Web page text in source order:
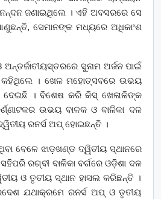
ଜଣାଇଥିଲେ । ଏହି ଅବସରରେ ସେ
ସେମାନଙ୍କ ମଧ୍ୟରେ ଅଧିକାଂଶ
ସୁନାମ ଅର୍ଜନ ପାଇଁ
କହିଥିଲେ । ଖେଳ ମହୋତ୍ସବରେ ଉଭୟ
ଦେଇଛି । ବିଶେଷ କରି କିସ୍‍ ଖେଳାଳିଙ୍କ
ଉଭୟ ବାଳକ ଓ ବାଳିକା ଦଳ
ରନର୍ସ ଅପ୍‍ ହୋଇଛନ୍ତି ।
ବେଳେ ଝାଡ଼ଖଣ୍ଡ ଦ୍ୱିତୀୟ ସ୍ଥାନରେ
ରଗ୍‍ବୀ ବାଳିକା ବର୍ଗରେ ଓଡ଼ିଶା ଦଳ
ଓ ତୃତୀୟ ସ୍ଥାନ ହାସଲ କରିଛନ୍ତି ।
ଯଥାକ୍ରମେ ରନର୍ସ ଅପ୍‍ ଓ ତୃତୀୟ